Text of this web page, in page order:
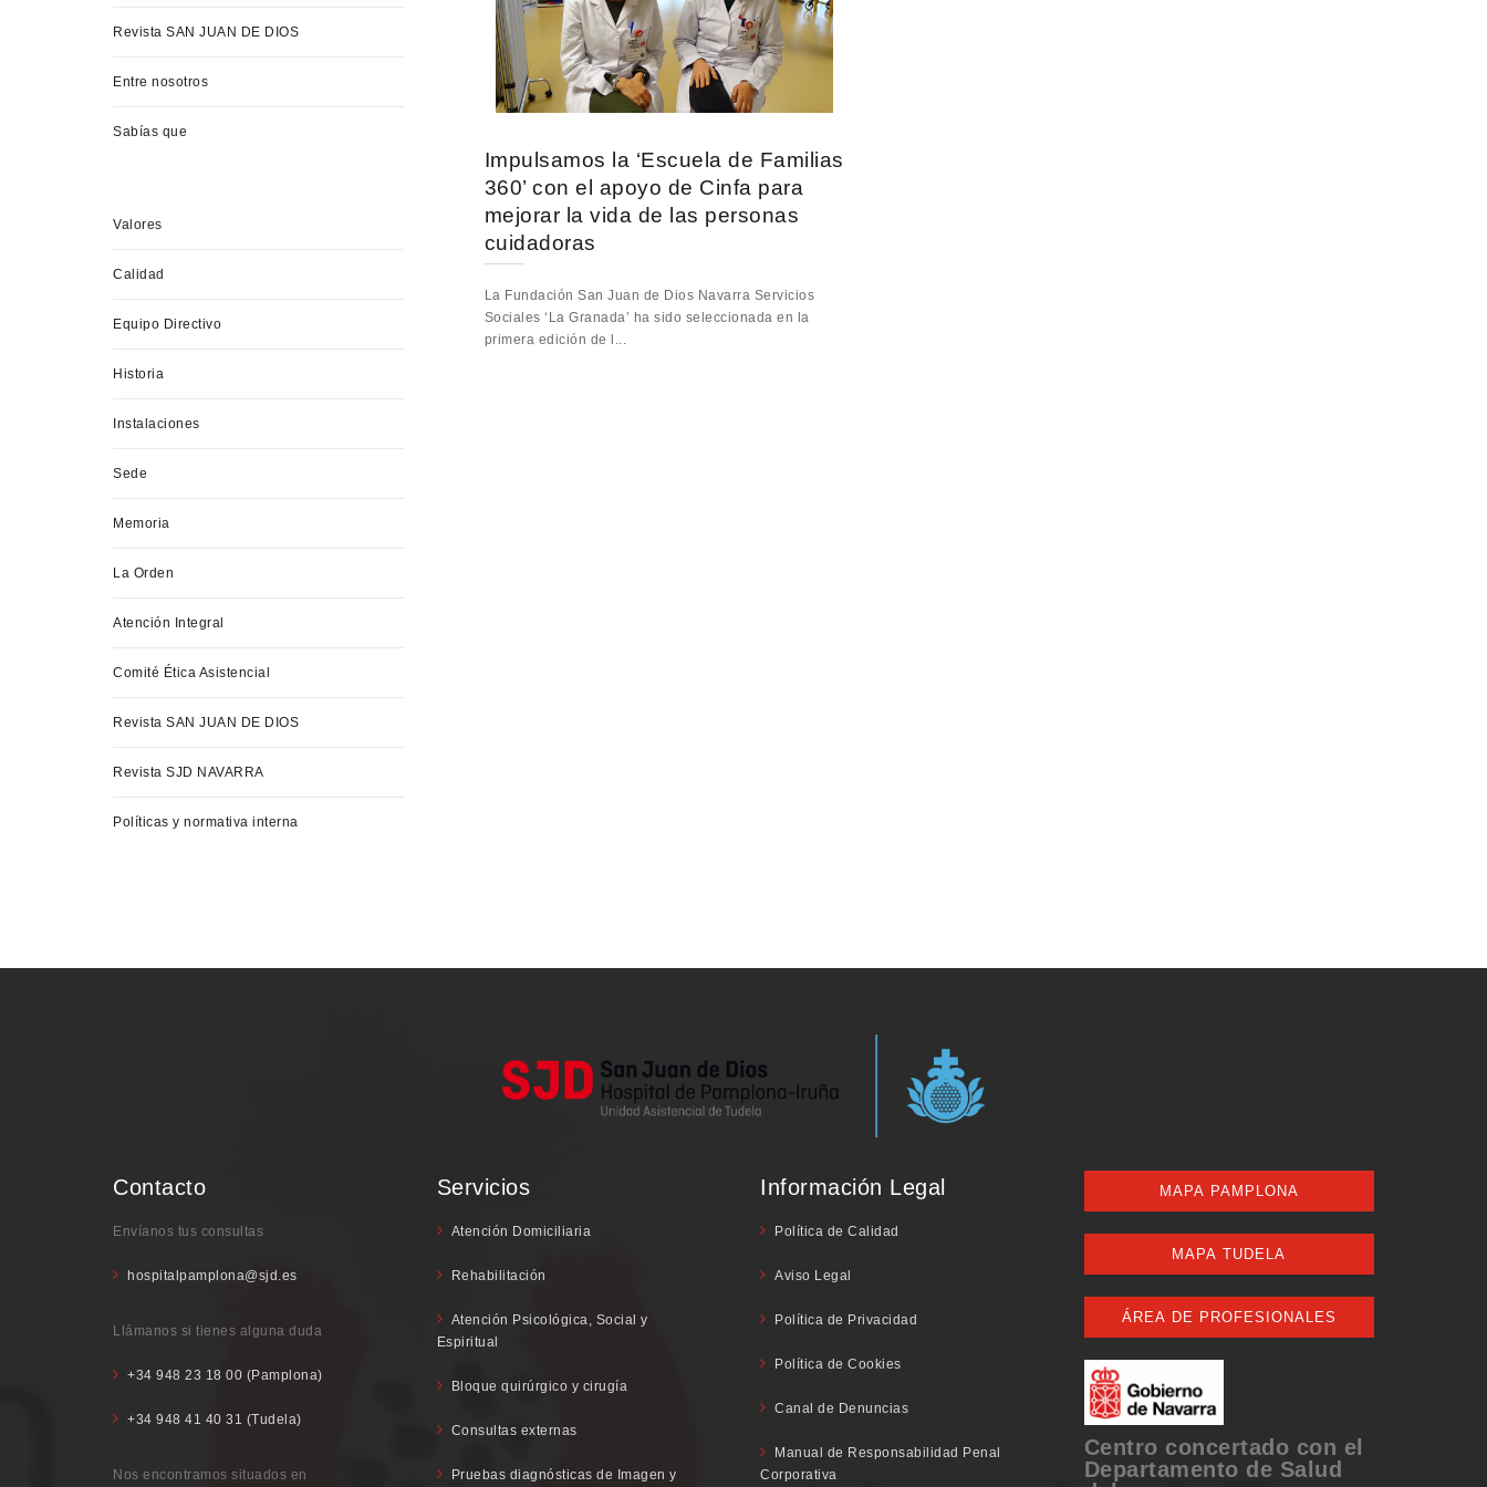
Impulsamos la ‘Escuela de Familias
360’ con el apoyo de Cinfa para
mejorar la vida de las personas
cuidadoras
La Fundación San Juan de Dios Navarra Servicios
Sociales ‘La Granada’ ha sido seleccionada en la
primera edición de l...
Revista SAN JUAN DE DIOS
Entre nosotros
Sabías que
Valores
Calidad
Equipo Directivo
Historia
Instalaciones
Sede
Memoria
La Orden
Atención Integral
Comité Ética Asistencial
Revista SAN JUAN DE DIOS
Revista SJD NAVARRA
Políticas y normativa interna
Contacto
Envíanos tus consultas
hospitalpamplona@sjd.es
Llámanos si tienes alguna duda
+34 948 23 18 00 (Pamplona)
+34 948 41 40 31 (Tudela)
Nos encontramos situados en
Servicios
Atención Domiciliaria
Rehabilitación
Atención Psicológica, Social y
Espiritual
Bloque quirúrgico y cirugía
Consultas externas
Pruebas diagnósticas de Imagen y
Información Legal
Política de Calidad
Aviso Legal
Política de Privacidad
Política de Cookies
Canal de Denuncias
Manual de Responsabilidad Penal
Corporativa
MAPA PAMPLONA
MAPA TUDELA
ÁREA DE PROFESIONALES
Centro concertado con el
Departamento de Salud